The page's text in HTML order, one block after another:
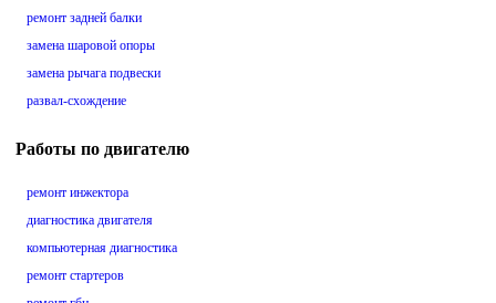
ремонт задней балки
замена шаровой опоры
замена рычага подвески
развал-схождение
Работы по двигателю
ремонт инжектора
диагностика двигателя
компьютерная диагностика
ремонт стартеров